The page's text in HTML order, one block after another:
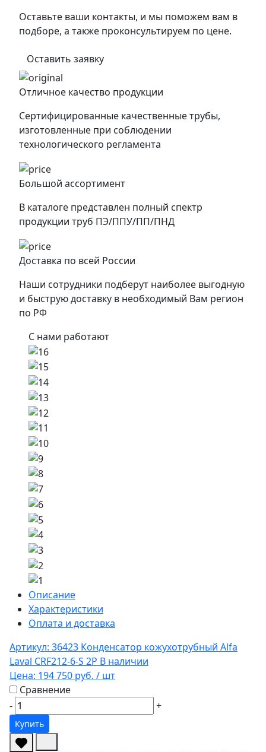
Оставьте ваши контакты, и мы поможем вам в
подборе, а также проконсультируем по цене.
Оставить заявку
Отличное качество продукции
Сертифицированные качественные трубы,
изготовленные при соблюдении
технологического регламента
Большой ассортимент
В каталоге представлен полный спектр
продукции труб ПЭ/ППУ/ПП/ПНД
Доставка по всей России
Наши сотрудники подберут наиболее выгодную
и быструю доставку в необходимый Вам регион
по РФ
С нами работают
Описание
Характеристики
Оплата и доставка
Артикул: 36423 Конденсатор кожухотрубный Alfa
Laval CRF212-6-S 2P В наличии
Цена: 194 750 руб. / шт
Сравнение
-
+
Купить